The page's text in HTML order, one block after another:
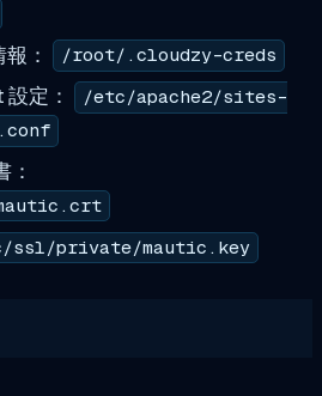
： /root/.cloudzy-creds
定：
/etc/apache2/sites-
：
ssl/private/mautic.key